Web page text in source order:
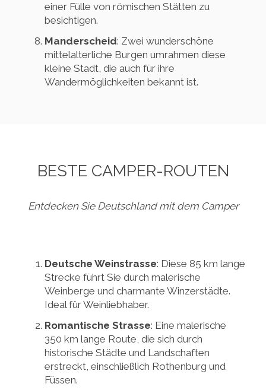
einer Fülle von römischen Stätten zu
besichtigen.
Manderscheid: Zwei wunderschöne
mittelalterliche Burgen umrahmen diese
kleine Stadt, die auch für ihre
Wandermöglichkeiten bekannt ist.
BESTE CAMPER-ROUTEN
Entdecken Sie Deutschland mit dem Camper
Deutsche Weinstrasse: Diese 85 km lange
Strecke führt Sie durch malerische
Weinberge und charmante Winzerstädte.
Ideal für Weinliebhaber.
Romantische Strasse: Eine malerische
350 km lange Route, die sich durch
historische Städte und Landschaften
erstreckt, einschließlich Rothenburg und
Füssen.